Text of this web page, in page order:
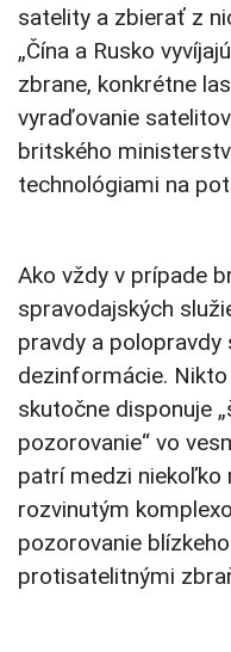
satelity a zbierať z
„Čína a Rusko
zbrane, konkrétne
vyraďovanie
britského
technológiami na
Ako vždy v prípade
spravodajských
pravdy a
dezinformácie.
skutočne disponuje
pozorovanie“ vo
patrí medzi niekoľko
rozvinutým
pozorovanie
protisatelitnými